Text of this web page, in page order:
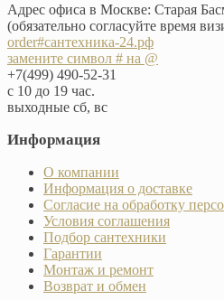
Адрес офиса в Москве: Старая
(обязательно согласуйте время
order#сантехника-24.рф
замените символ # на @
+7(499) 490-52-31
с 10 до 19 час.
выходные сб, вс
Информация
О компании
Информация о доставке
Согласие на обработку
Условия соглашения
Подбор сантехники
Гарантии
Монтаж и ремонт
Возврат и обмен